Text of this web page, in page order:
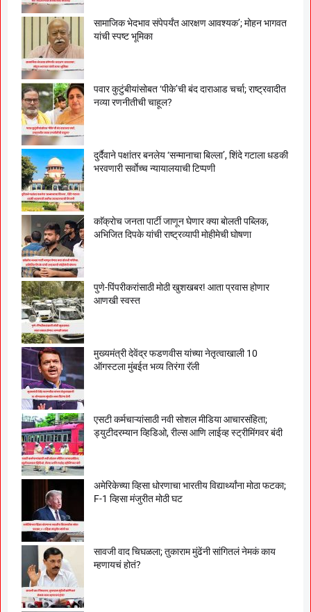
सामाजिक भेदभाव संपेपर्यंत आरक्षण आवश्यक’; मोहन भागवत
यांची स्पष्ट भूमिका
पवार कुटुंबीयांसोबत ‘पीके’ची बंद दाराआड चर्चा; राष्ट्रवादीत
नव्या रणनीतीची चाहूल?
दुर्दैवाने पक्षांतर बनलेय ‘सन्मानाचा बिल्ला’, शिंदे गटाला धडकी
भरवणारी सर्वाेच्च न्यायालयाची टिप्पणी
काॅक्राेच जनता पार्टी जाणून घेणार क्या बाेलती पब्लिक,
अभिजित दिपके यांची राष्ट्रव्यापी माेहीमेची घाेषणा
पुणे-पिंपरीकरांसाठी मोठी खुशखबर! आता प्रवास होणार
आणखी स्वस्त
मुख्यमंत्री देवेंद्र फडणवीस यांच्या नेतृत्वाखाली 10
ऑगस्टला मुंबईत भव्य तिरंगा रॅली
एसटी कर्मचाऱ्यांसाठी नवी सोशल मीडिया आचारसंहिता;
ड्युटीदरम्यान व्हिडिओ, रील्स आणि लाईव्ह स्ट्रीमिंगवर बंदी
अमेरिकेच्या व्हिसा धोरणाचा भारतीय विद्यार्थ्यांना मोठा फटका;
F-1 व्हिसा मंजुरीत मोठी घट
सावजी वाद चिघळला; तुकाराम मुंढेंनी सांगितलं नेमकं काय
म्हणायचं होतं?